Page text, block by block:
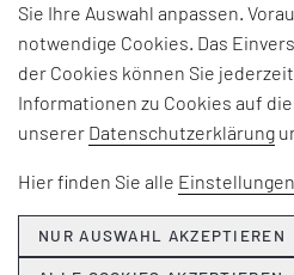
Sie Ihre Auswahl anpassen.
notwendige Cookies. Das
der Cookies können Sie
Informationen zu Cookies auf
unserer Datenschutzerklärung
Hier finden Sie alle Einstellungen
NUR AUSWAHL AKZEPTIEREN